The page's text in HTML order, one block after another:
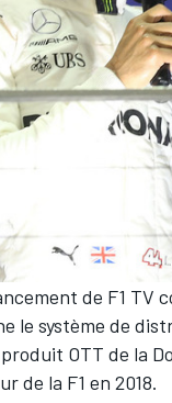
de F1
le système de
OTT de la
de la F1 en 2018.